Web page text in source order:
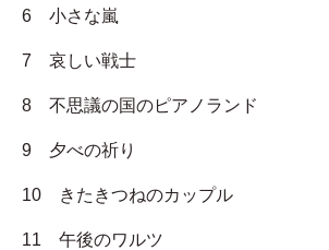
6 小さな嵐
7 哀しい戦士
8 不思議の国のピアノランド
9 夕べの祈り
10 きたきつねのカップル
11 午後のワルツ